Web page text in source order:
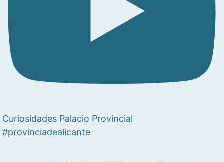
Curiosidades Palacio Provincial
#provinciadealicante